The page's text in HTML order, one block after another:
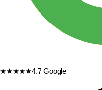
★★★★★4.7 Google